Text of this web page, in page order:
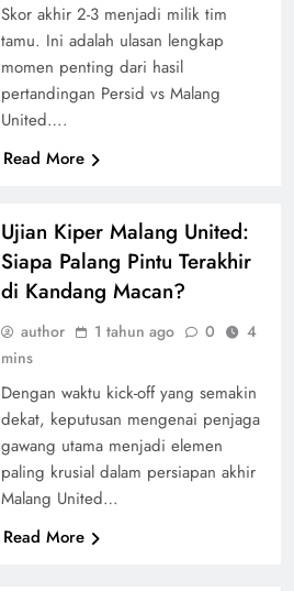
Skor akhir 2-3 menjadi milik tim
tamu. Ini adalah ulasan lengkap
momen penting dari hasil
pertandingan Persid vs Malang
United….
Read More
Ujian Kiper Malang United:
Siapa Palang Pintu Terakhir
di Kandang Macan?
author 1 tahun ago 0
4
mins
Dengan waktu kick-off yang semakin
dekat, keputusan mengenai penjaga
gawang utama menjadi elemen
paling krusial dalam persiapan akhir
Malang United…
Read More